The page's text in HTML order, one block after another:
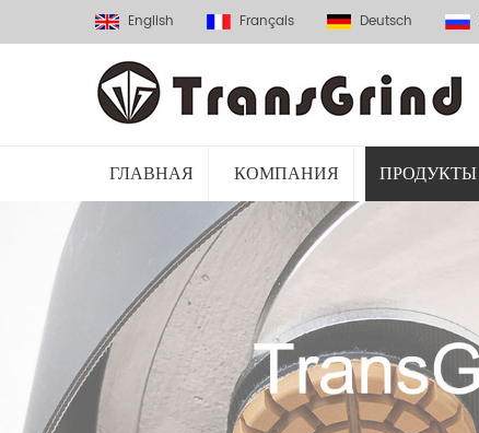
English Français Deutsch
ГЛАВНАЯ КОМПАНИЯ ПРОДУКТЫ